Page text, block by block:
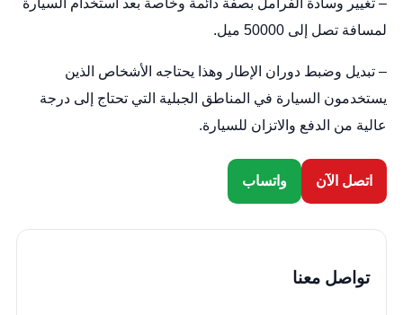
لمسافة تصل إلى 50000 ميل.
– تبديل وضبط دوران الإطار وهذا يحتاجه الأشخاص الذين
يستخدمون السيارة في المناطق الجبلية التي تحتاج إلى درجة
عالية من الدفع والاتزان للسيارة.
اتصل الآن واتساب
تواصل معنا